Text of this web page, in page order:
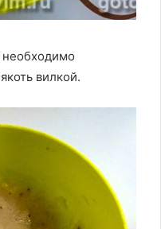
необходимо
вилкой.